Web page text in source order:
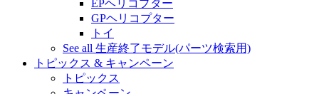
EPヘリコプター
GPヘリコプター
トイ
See all 生産終了モデル(パーツ検索用)
トピックス & キャンペーン
トピックス